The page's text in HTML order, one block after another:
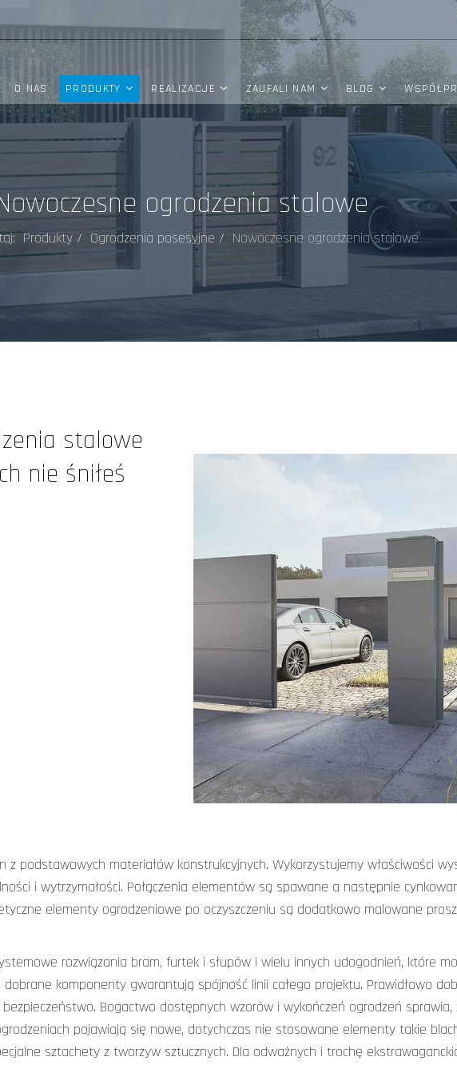
O NAS PRODUKTY REALIZACJE ZAUFALI NAM BLOG
ogrodzenia stalowe
Produkty Ogrodzenia posesyjne Nowoczesne ogrodzenia stalowe
stalowe
nie śniłeś
podstawowych materiałów konstrukcyjnych. Wykorzystujemy właściwości
i wytrzymałości. Połączenia elementów są spawane a następnie
elementy ogrodzeniowe po oczyszczeniu są dodatkowo malowane
rozwiązania bram, furtek i słupów i wielu innych udogodnień, które
komponenty gwarantują spójność linii całego projektu. Prawidłowo
Bogactwo dostępnych wzorów i wykończeń ogrodzeń
pojawiają się nowe, dotychczas nie stosowane elementy takie
sztachety z tworzyw sztucznych. Dla odważnych i trochę